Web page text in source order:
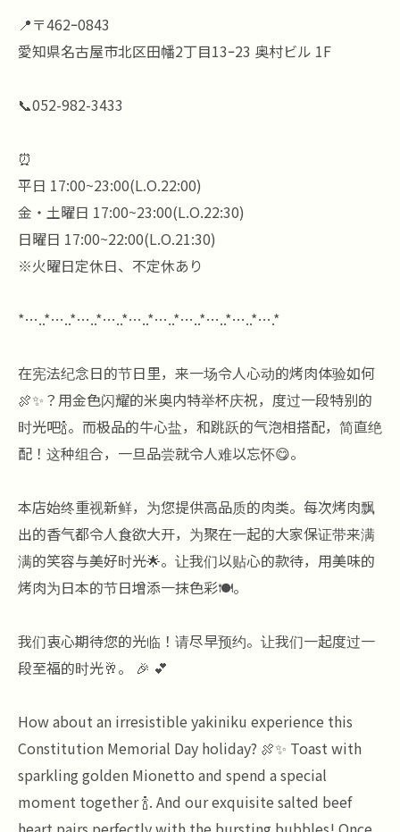
📍〒462ｰ0843
愛知県名古屋市北区田幡2丁目13ｰ23 奥村ビル 1F
📞052-982-3433
⏰
平日 17:00~23:00(L.O.22:00)
金・土曜日 17:00~23:00(L.O.22:30)
日曜日 17:00~22:00(L.O.21:30)
※火曜日定休日、不定休あり
*…..*…..*…..*…..*…..*…..*…..*…..*…..*….*
在宪法纪念日的节日里，来一场令人心动的烤肉体验如何
🍖✨？用金色闪耀的米奥内特举杯庆祝，度过一段特别的
时光吧🍾。而极品的牛心盐，和跳跃的气泡相搭配，简直绝
配！这种组合，一旦品尝就令人难以忘怀😋。
本店始终重视新鲜，为您提供高品质的肉类。每次烤肉飘
出的香气都令人食欲大开，为聚在一起的大家保证带来满
满的笑容与美好时光🌟。让我们以贴心的款待，用美味的
烤肉为日本的节日增添一抹色彩🍽。
我们衷心期待您的光临！请尽早预约。让我们一起度过一
段至福的时光🥂。 🎉 💕
How about an irresistible yakiniku experience this
Constitution Memorial Day holiday? 🍖✨ Toast with
sparkling golden Mionetto and spend a special
moment together 🍾. And our exquisite salted beef